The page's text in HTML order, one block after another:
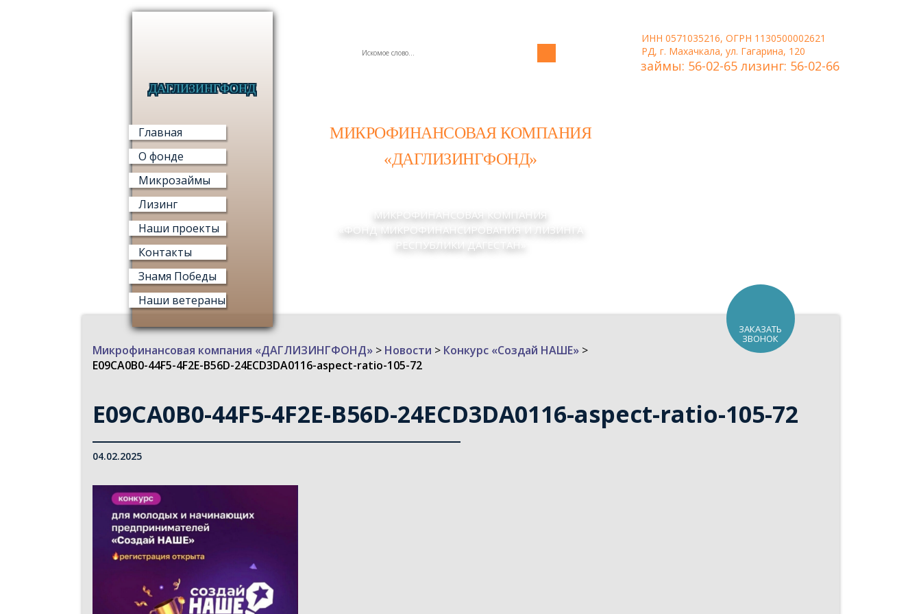
ДАГЛИЗИНГФОНД
Главная
О фонде
Микрозаймы
Лизинг
Наши проекты
Контакты
Знамя Победы
Наши ветераны
ИНН 0571035216, ОГРН 1130500002621
РД, г. Махачкала, ул. Гагарина, 120
займы: 56-02-65 лизинг: 56-02-66
МИКРОФИНАНСОВАЯ КОМПАНИЯ
«ДАГЛИЗИНГФОНД»
МИКРОФИНАНСОВАЯ КОМПАНИЯ
«ФОНД МИКРОФИНАНСИРОВАНИЯ И ЛИЗИНГА
РЕСПУБЛИКИ ДАГЕСТАН»
ЗАКАЗАТЬ
ЗВОНОК
Микрофинансовая компания «ДАГЛИЗИНГФОНД»> Новости > Конкурс «Создай НАШЕ»>
E09CA0B0-44F5-4F2E-B56D-24ECD3DA0116-aspect-ratio-105-72
E09CA0B0-44F5-4F2E-B56D-24ECD3DA0116-aspect-ratio-105-72
04.02.2025